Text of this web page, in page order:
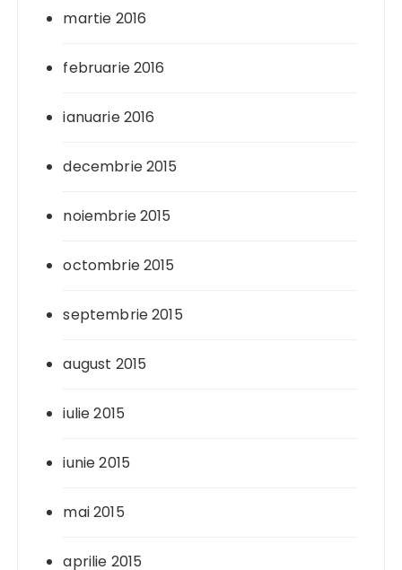
martie 2016
februarie 2016
ianuarie 2016
decembrie 2015
noiembrie 2015
octombrie 2015
septembrie 2015
august 2015
iulie 2015
iunie 2015
mai 2015
aprilie 2015